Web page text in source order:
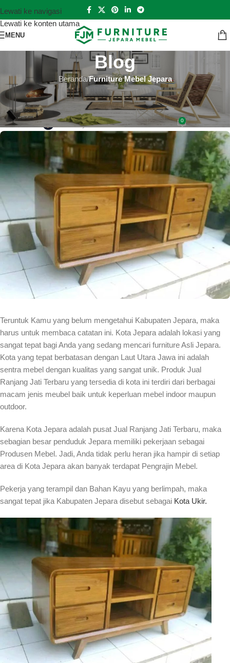
Lewati ke navigasi
Lewati ke konten utama
MENU
Blog
Beranda/Furniture Mebel Jepara
FURNITURE MEBEL JEPARA
Jual Ranjang Jati Terbaru
Hutankayu FurnitureAktif 2019-04-06 0
Teruntuk Kamu yang belum mengetahui Kabupaten Jepara, maka
harus untuk membaca catatan ini. Kota Jepara adalah lokasi yang
sangat tepat bagi Anda yang sedang mencari furniture Asli Jepara.
Kota yang tepat berbatasan dengan Laut Utara Jawa ini adalah
sentra mebel dengan kualitas yang sangat unik. Produk Jual
Ranjang Jati Terbaru yang tersedia di kota ini terdiri dari berbagai
macam jenis meubel baik untuk keperluan mebel indoor maupun
outdoor.
Karena Kota Jepara adalah pusat Jual Ranjang Jati Terbaru, maka
sebagian besar penduduk Jepara memiliki pekerjaan sebagai
Produsen Mebel. Jadi, Anda tidak perlu heran jika hampir di setiap
area di Kota Jepara akan banyak terdapat Pengrajin Mebel.
Pekerja yang terampil dan Bahan Kayu yang berlimpah, maka
sangat tepat jika Kabupaten Jepara disebut sebagai Kota Ukir.